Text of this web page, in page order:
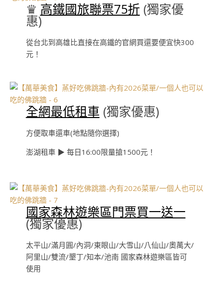
♛ 高鐵國旅聯票75折 (獨家優
惠)
從台北到高雄比直接在高鐵的官網買還要便宜快300
元！
全網最低租車 (獨家優惠)
方便取車還車(地點隨你選擇)
澎湖租車 ▶︎ 每日16:00限量搶1500元！
國家森林遊樂區門票買一送一
(獨家優惠)
太平山/滿月圓/內洞/東眼山/大雪山/八仙山/奧萬大/
阿里山/雙流/墾丁/知本/池南 國家森林遊樂區皆可
使用